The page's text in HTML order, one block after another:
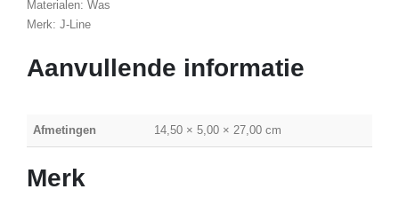
Materialen: Was
Merk: J-Line
Aanvullende informatie
Afmetingen 14,50 × 5,00 × 27,00 cm
Merk